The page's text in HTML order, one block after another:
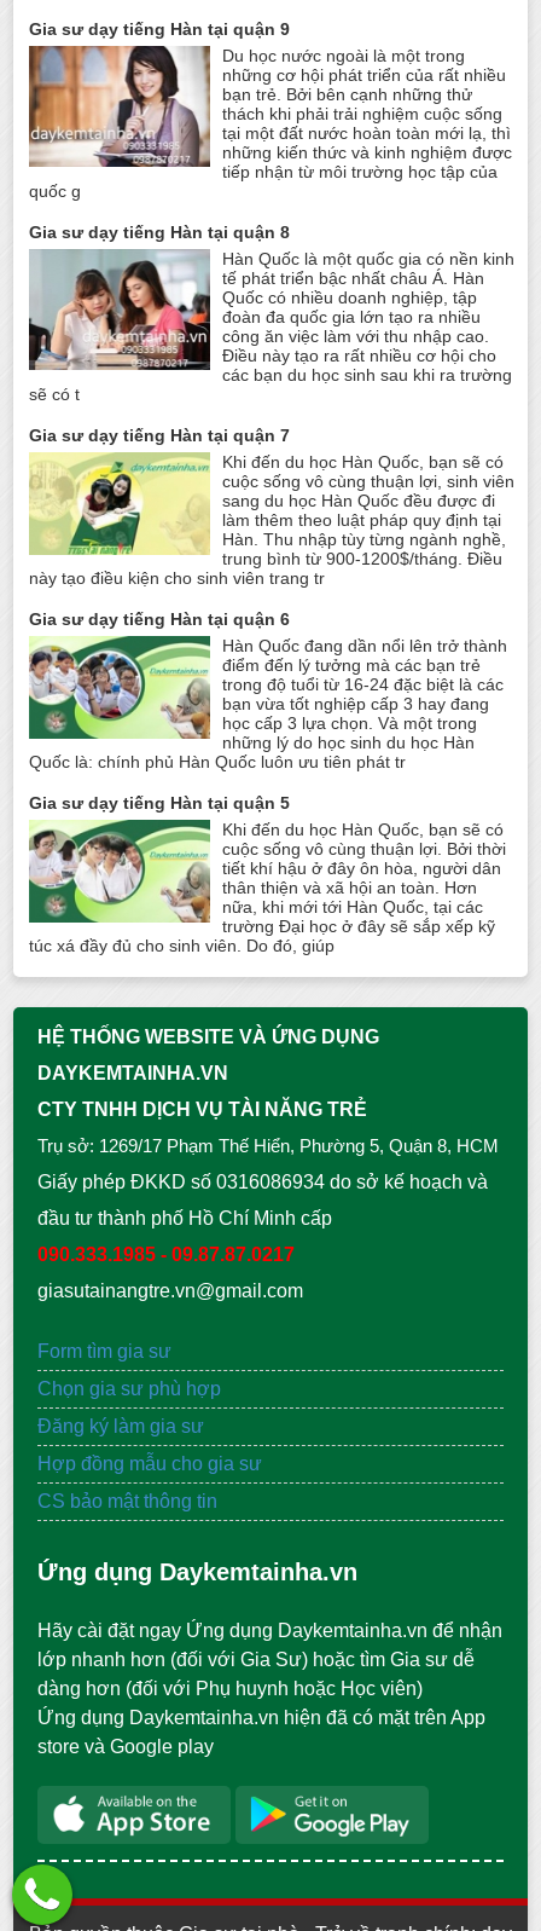
Gia sư dạy tiếng Hàn tại quận 9
Du học nước ngoài là một trong
những cơ hội phát triển của rất nhiều
bạn trẻ. Bởi bên cạnh những thử
thách khi phải trải nghiệm cuộc sống
tại một đất nước hoàn toàn mới lạ, thì
những kiến thức và kinh nghiệm được
tiếp nhận từ môi trường học tập của
quốc g
Gia sư dạy tiếng Hàn tại quận 8
Hàn Quốc là một quốc gia có nền kinh
tế phát triển bậc nhất châu Á. Hàn
Quốc có nhiều doanh nghiệp, tập
đoàn đa quốc gia lớn tạo ra nhiều
công ăn việc làm với thu nhập cao.
Điều này tạo ra rất nhiều cơ hội cho
các bạn du học sinh sau khi ra trường
sẽ có t
Gia sư dạy tiếng Hàn tại quận 7
Khi đến du học Hàn Quốc, bạn sẽ có
cuộc sống vô cùng thuận lợi, sinh viên
sang du học Hàn Quốc đều được đi
làm thêm theo luật pháp quy định tại
Hàn. Thu nhập tùy từng ngành nghề,
trung bình từ 900-1200$/tháng. Điều
này tạo điều kiện cho sinh viên trang tr
Gia sư dạy tiếng Hàn tại quận 6
Hàn Quốc đang dần nổi lên trở thành
điểm đến lý tưởng mà các bạn trẻ
trong độ tuổi từ 16-24 đặc biệt là các
bạn vừa tốt nghiệp cấp 3 hay đang
học cấp 3 lựa chọn. Và một trong
những lý do học sinh du học Hàn
Quốc là: chính phủ Hàn Quốc luôn ưu tiên phát tr
Gia sư dạy tiếng Hàn tại quận 5
Khi đến du học Hàn Quốc, bạn sẽ có
cuộc sống vô cùng thuận lợi. Bởi thời
tiết khí hậu ở đây ôn hòa, người dân
thân thiện và xã hội an toàn. Hơn
nữa, khi mới tới Hàn Quốc, tại các
trường Đại học ở đây sẽ sắp xếp kỹ
túc xá đầy đủ cho sinh viên. Do đó, giúp
HỆ THỐNG WEBSITE VÀ ỨNG DỤNG
DAYKEMTAINHA.VN
CTY TNHH DỊCH VỤ TÀI NĂNG TRẺ
Trụ sở: 1269/17 Phạm Thế Hiển, Phường 5, Quận 8, HCM
Giấy phép ĐKKD số 0316086934 do sở kế hoạch và
đầu tư thành phố Hồ Chí Minh cấp
090.333.1985 - 09.87.87.0217
giasutainangtre.vn@gmail.com
Form tìm gia sư
Chọn gia sư phù hợp
Đăng ký làm gia sư
Hợp đồng mẫu cho gia sư
CS bảo mật thông tin
Ứng dụng Daykemtainha.vn
Hãy cài đặt ngay Ứng dụng Daykemtainha.vn để nhận
lớp nhanh hơn (đối với Gia Sư) hoặc tìm Gia sư dễ
dàng hơn (đối với Phụ huynh hoặc Học viên)
Ứng dụng Daykemtainha.vn hiện đã có mặt trên App
store và Google play